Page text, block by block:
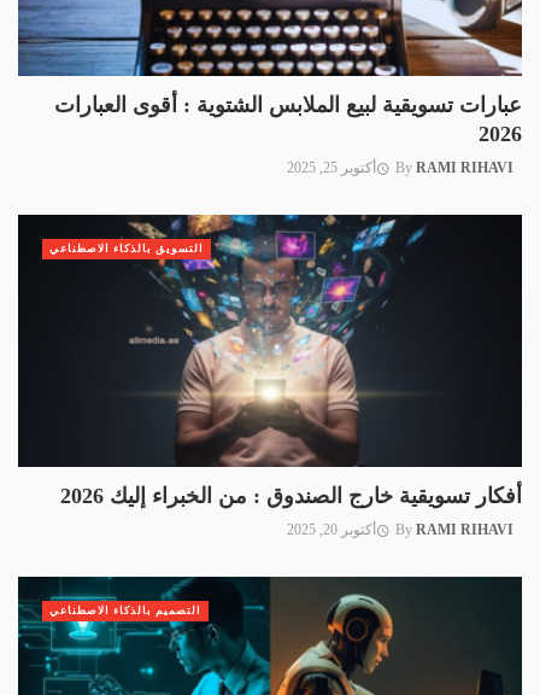
عبارات تسويقية لبيع الملابس الشتوية : أقوى العبارات
2026
By RAMI RIHAVI أكتوبر 25, 2025
أفكار تسويقية خارج الصندوق : من الخبراء إليك 2026
By RAMI RIHAVI أكتوبر 20, 2025
التسويق بالذكاء الاصطناعي
التصميم بالذكاء الاصطناعي